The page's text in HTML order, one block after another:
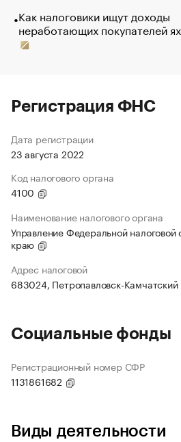
Как налоговики ищут доходы
неработающих покупателей
Регистрация ФНС
Дата регистрации
23 августа 2022
Код налогового органа
4100
Наименование налогового органа
Управление Федеральной
краю
Адрес налоговой
683024, Петропавловск-Камчатский
Социальные фонды
Регистрационный номер СФР
1131861682
Виды деятельности